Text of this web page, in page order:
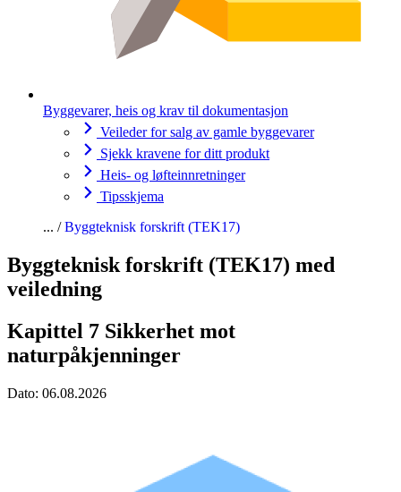
Byggevarer, heis og krav til dokumentasjon
Veileder for salg av gamle byggevarer
Sjekk kravene for ditt produkt
Heis- og løfteinnretninger
Tipsskjema
Byggteknisk forskrift (TEK17)
Byggteknisk forskrift (TEK17) med
veiledning
Kapittel 7 Sikkerhet mot
naturpåkjenninger
Dato: 06.08.2026